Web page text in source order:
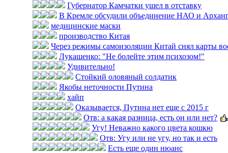
Губернатор Камчатки ушел в отставку
В Кремле обсудили объединение НАО и
медицинские маски
производство Китая
Через режимы самоизоляции Китай снял карты
Лукашенко: "Не болейте этим психозом!"
Удивительно!
Стойкий оловяный солдатик
Якобы неточности Путина
хайп
Оказывается, Путина нет еще с 2015 г
Отв: а какая разница, есть он или нет?
Угу! Неважно какого цвета кошкю
Отв: Угу или не угу, но так и есть
Есть еще один нюанс